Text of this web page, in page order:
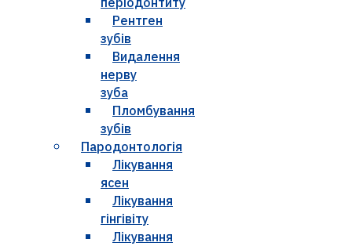
Рентген
зубів
Видалення
нерву
зуба
Пломбування
зубів
Пародонтологія
Лікування
ясен
Лікування
гінгівіту
Лікування